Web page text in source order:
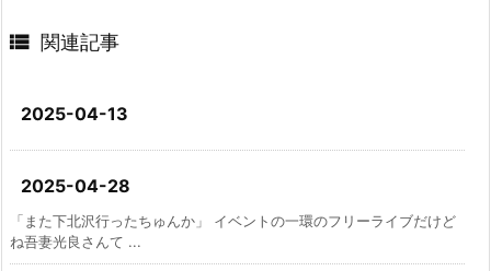
 関連記事
2025-04-13
2025-04-28
「また下北沢行ったちゅんか」 イベントの一環のフリーライブだけど
ね吾妻光良さんて ...